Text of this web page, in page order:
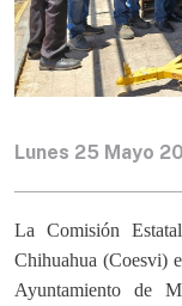
Lunes 25 Mayo
La Comisión
Chihuahua (Coesvi)
Ayuntamiento de